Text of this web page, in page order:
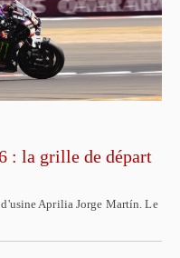
: la grille de départ
Aprilia Jorge Martín. Le